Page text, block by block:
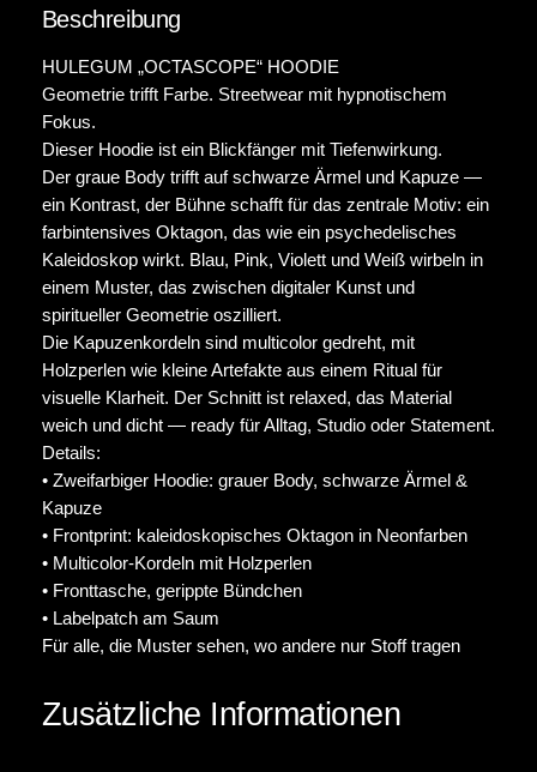
e
M
e
n
g
e
Beschreibung
HULEGUM „OCTASCOPE“ HOODIE
Geometrie trifft Farbe. Streetwear mit hypnotischem
Fokus.
Dieser Hoodie ist ein Blickfänger mit Tiefenwirkung.
Der graue Body trifft auf schwarze Ärmel und Kapuze —
ein Kontrast, der Bühne schafft für das zentrale Motiv: ein
farbintensives Oktagon, das wie ein psychedelisches
Kaleidoskop wirkt. Blau, Pink, Violett und Weiß wirbeln in
einem Muster, das zwischen digitaler Kunst und
spiritueller Geometrie oszilliert.
Die Kapuzenkordeln sind multicolor gedreht, mit
Holzperlen wie kleine Artefakte aus einem Ritual für
visuelle Klarheit. Der Schnitt ist relaxed, das Material
weich und dicht — ready für Alltag, Studio oder Statement.
Details:
• Zweifarbiger Hoodie: grauer Body, schwarze Ärmel &
Kapuze
• Frontprint: kaleidoskopisches Oktagon in Neonfarben
• Multicolor-Kordeln mit Holzperlen
• Fronttasche, gerippte Bündchen
• Labelpatch am Saum
Für alle, die Muster sehen, wo andere nur Stoff tragen
Zusätzliche Informationen